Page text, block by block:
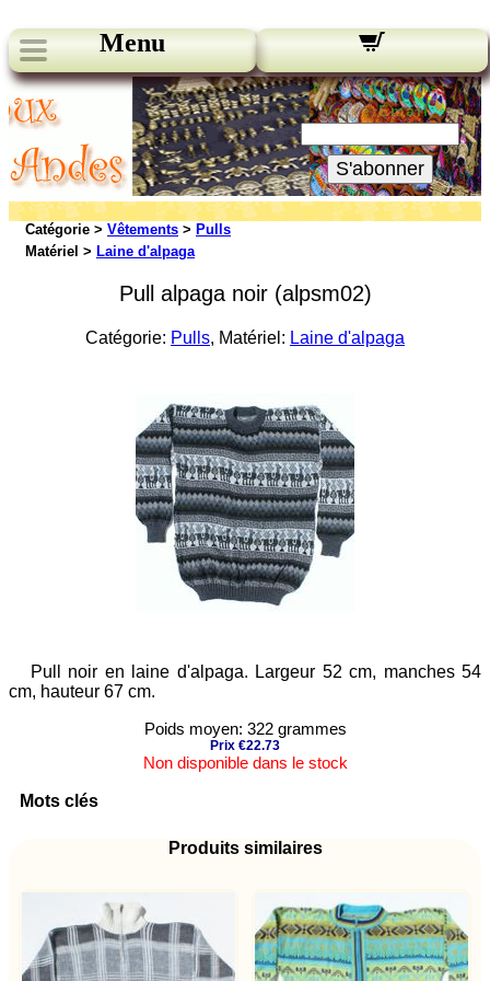
Menu
Nos bulletins:
Votre Email:
S'abonner
Catégorie > Vêtements > Pulls
Matériel > Laine d'alpaga
Pull alpaga noir (alpsm02)
Catégorie: Pulls, Matériel: Laine d'alpaga
Pull noir en laine d'alpaga. Largeur 52 cm, manches 54
cm, hauteur 67 cm.
Poids moyen: 322 grammes
Prix €22.73
Non disponible dans le stock
Mots clés
Produits similaires